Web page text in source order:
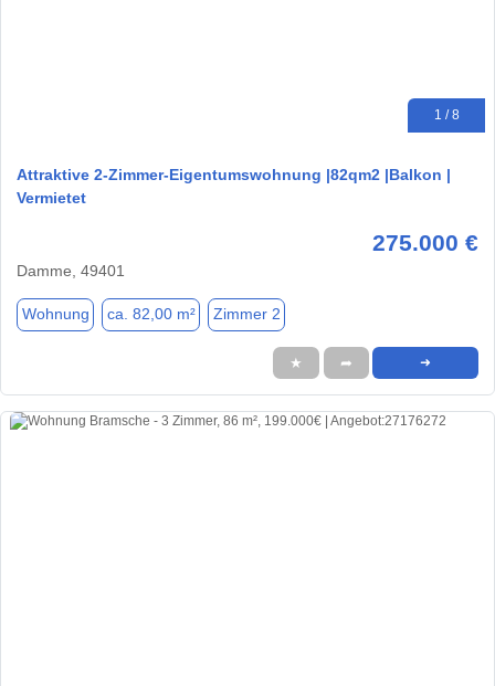
1 / 8
Attraktive 2-Zimmer-Eigentumswohnung |82qm2 |Balkon |
Vermietet
275.000 €
Damme, 49401
Wohnung ca. 82,00 m² Zimmer 2
★ ➦ ➜